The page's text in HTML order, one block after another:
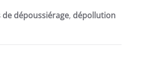
dépoussiérage, dépollution